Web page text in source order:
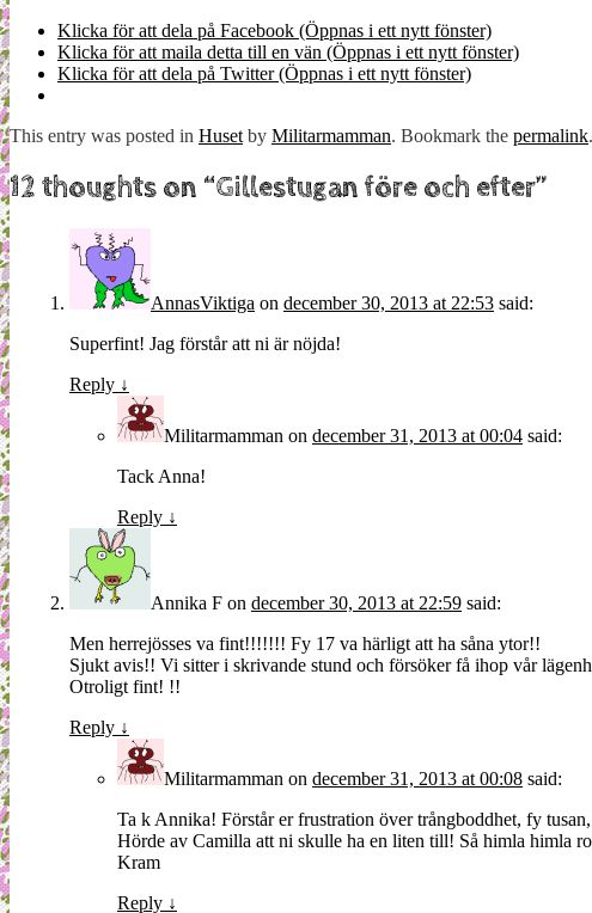
Klicka för att dela på Facebook (Öppnas i ett nytt fönster)
Klicka för att maila detta till en vän (Öppnas i ett nytt fönster)
Klicka för att dela på Twitter (Öppnas i ett nytt fönster)
This entry was posted in Huset by Militarmamman. Bookmark the permalink.
12 thoughts on “Gillestugan före och efter”
AnnasViktiga on december 30, 2013 at 22:53 said:
Superfint! Jag förstår att ni är nöjda!
Reply ↓
Militarmamman on december 31, 2013 at 00:04 said:
Tack Anna!
Reply ↓
Annika F on december 30, 2013 at 22:59 said:
Men herrejösses va fint!!!!!!! Fy 17 va härligt att ha såna ytor!!
Sjukt avis!! Vi sitter i skrivande stund och försöker få ihop vår
Otroligt fint! !!
Reply ↓
Militarmamman on december 31, 2013 at 00:08 said:
Ta k Annika! Förstår er frustration över trångboddhet, fy
Hörde av Camilla att ni skulle ha en liten till! Så himla himla
Kram
Reply ↓